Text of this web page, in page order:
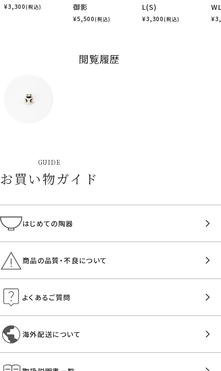
¥3,300(税込)
御影
¥5,500(税込)
L(S)
¥3,300(税込) ¥
閲覧履歴
GUIDE
お買い物ガイド
はじめての陶器
商品の品質・不良について
よくあるご質問
海外配送について